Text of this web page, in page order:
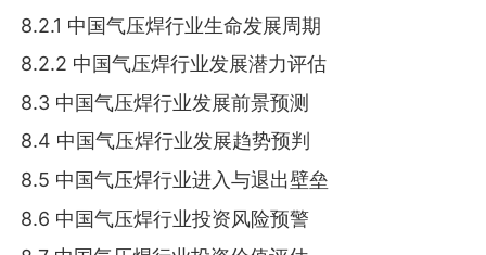
8.2.1 中国气压焊行业生命发展周期
8.2.2 中国气压焊行业发展潜力评估
8.3 中国气压焊行业发展前景预测
8.4 中国气压焊行业发展趋势预判
8.5 中国气压焊行业进入与退出壁垒
8.6 中国气压焊行业投资风险预警